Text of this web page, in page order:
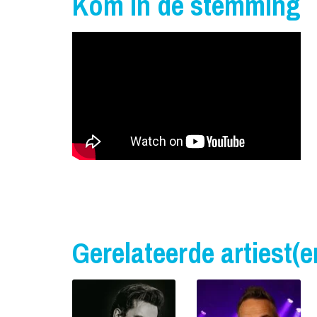
Gerelateerde